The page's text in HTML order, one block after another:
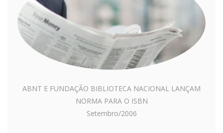
ABNT E FUNDAÇÃO BIBLIOTECA NACIONAL LANÇAM
NORMA PARA O ISBN
Setembro/2006